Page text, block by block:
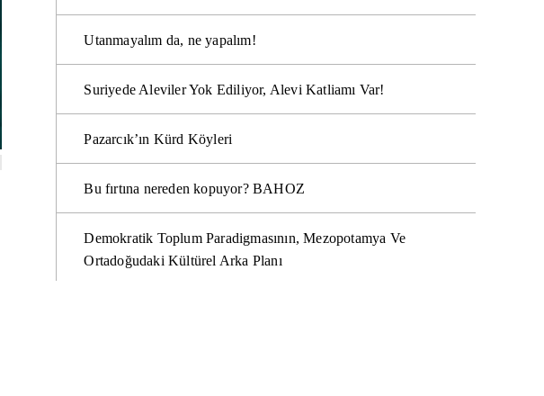
Utanmayalım da, ne yapalım!
Suriyede Aleviler Yok Ediliyor, Alevi Katliamı Var!
Pazarcık’ın Kürd Köyleri
Bu fırtına nereden kopuyor? BAHOZ
Demokratik Toplum Paradigmasının, Mezopotamya Ve
Ortadoğudaki Kültürel Arka Planı